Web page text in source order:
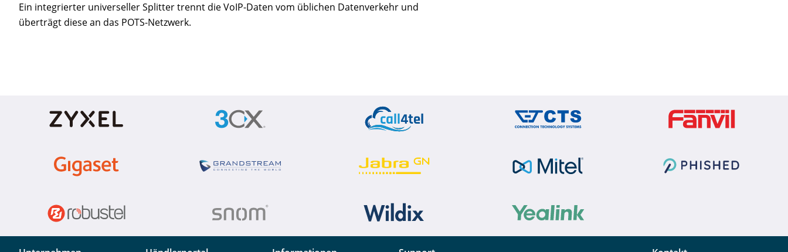
Ein integrierter universeller Splitter trennt die VoIP-Daten vom üblichen Datenverkehr und
überträgt diese an das POTS-Netzwerk.